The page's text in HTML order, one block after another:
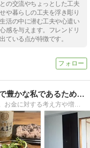
の交流やちょっとした工夫
や暮らしの工夫を浮き彫り
活の中に潜む工夫や心遣い
感を与えます。フレンドリ
ている点が特徴です。
くらしsimple ~ 毎日がご機嫌で豊かな私であるために。